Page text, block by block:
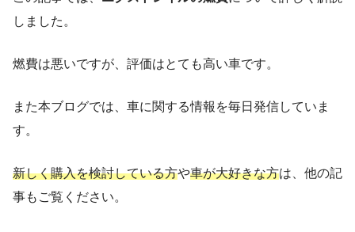
しました。
燃費は悪いですが、評価はとても高い車です。
また本ブログでは、車に関する情報を毎日発信していま
す。
新しく購入を検討している方や車が大好きな方は、他の記
事もご覧ください。